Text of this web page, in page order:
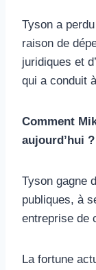
Tyson a
raison de
juridiques et
qui a conduit
Comment
aujourd’hui ?
Tyson gagne
publiques, à
entreprise de
La fortune